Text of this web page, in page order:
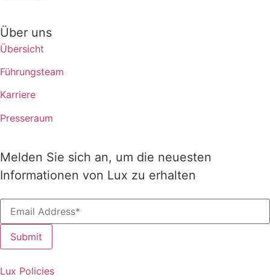
Über uns
Übersicht
Führungsteam
Karriere
Presseraum
Melden Sie sich an, um die neuesten
Informationen von Lux zu erhalten
Lux Policies
The 2026 Innovation
Survey